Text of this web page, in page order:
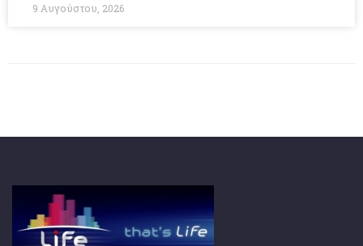
9 Αυγούστου, 2026